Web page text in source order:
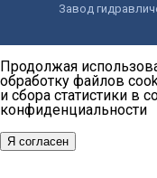
Завод
Продолжая
обработку файлов
и сбора статистики в
конфиденциальности
Я согласен